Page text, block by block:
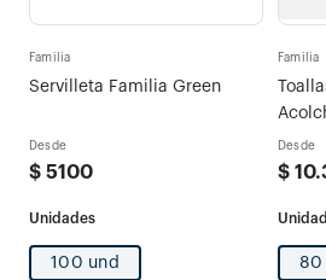
Familia
Servilleta Familia Green
Desde
$ 5100
100 und
Familia
Desde
$ 10.
80